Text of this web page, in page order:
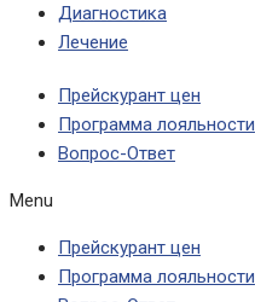
Диагностика
Лечение
Прейскурант цен
Программа лояльности
Вопрос-Ответ
Menu
Прейскурант цен
Программа лояльности